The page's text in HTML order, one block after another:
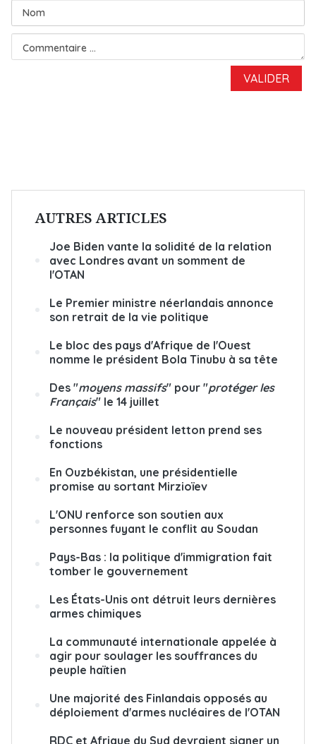
AUTRES ARTICLES
Joe Biden vante la solidité de la relation
avec Londres avant un somment de
l'OTAN
Le Premier ministre néerlandais annonce
son retrait de la vie politique
Le bloc des pays d'Afrique de l'Ouest
nomme le président Bola Tinubu à sa tête
Des "moyens massifs" pour "protéger les
Français" le 14 juillet
Le nouveau président letton prend ses
fonctions
En Ouzbékistan, une présidentielle
promise au sortant Mirzioïev
L'ONU renforce son soutien aux
personnes fuyant le conflit au Soudan
Pays-Bas : la politique d'immigration fait
tomber le gouvernement
Les États-Unis ont détruit leurs dernières
armes chimiques
La communauté internationale appelée à
agir pour soulager les souffrances du
peuple haïtien
Une majorité des Finlandais opposés au
déploiement d'armes nucléaires de l'OTAN
RDC et Afrique du Sud devraient signer un